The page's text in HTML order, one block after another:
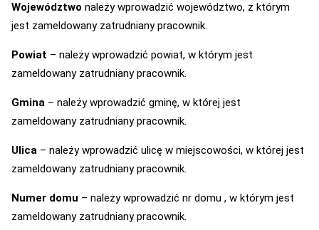
Województwo należy wprowadzić województwo, z którym
jest zameldowany zatrudniany pracownik.
Powiat – należy wprowadzić powiat, w którym jest
zameldowany zatrudniany pracownik.
Gmina – należy wprowadzić gminę, w której jest
zameldowany zatrudniany pracownik.
Ulica – należy wprowadzić ulicę w miejscowości, w której jest
zameldowany zatrudniany pracownik.
Numer domu – należy wprowadzić nr domu , w którym jest
zameldowany zatrudniany pracownik.